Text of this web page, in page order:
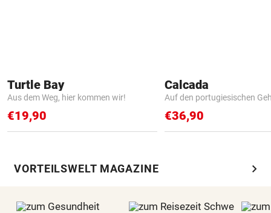
Turtle Bay
Aus dem Weg, hier kommen wir!
€19,90
Calcada
Auf den portugiesischen
€36,90
VORTEILSWELT MAGAZINE chevron_right